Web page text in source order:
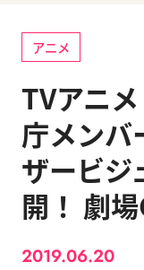
アニメ
TVアニ
庁メンバ
ザービジ
開！ 劇
2019.06.20